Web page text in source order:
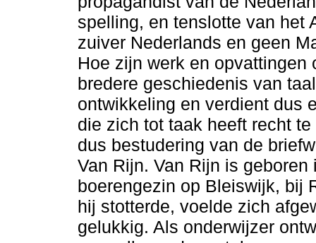
spelling, en tenslotte van het
zuiver Nederlands en geen
Hoe zijn werk en
bredere geschiedenis van
ontwikkeling en verdient dus
die zich tot taak heeft recht
dus bestudering van de
Van Rijn. Van Rijn is
boerengezin op Bleiswijk, bij
hij stotterde, voelde zich
gelukkig. Als onderwijzer